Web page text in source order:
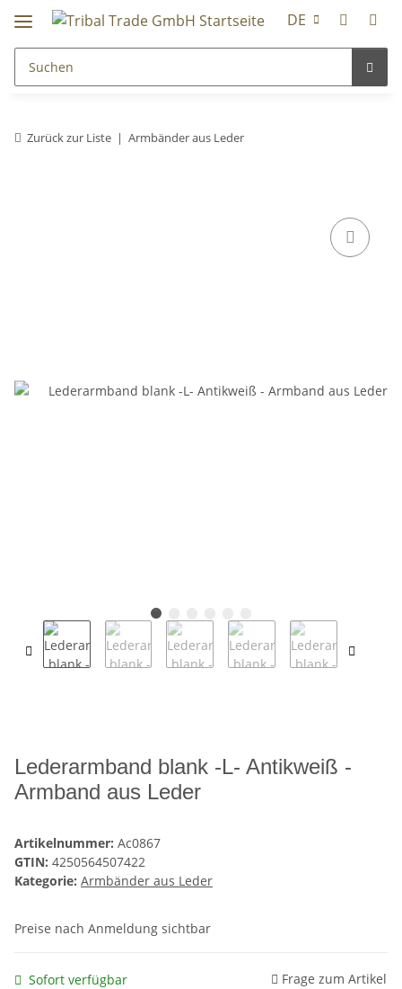
DE
Zurück zur Liste Armbänder aus Leder
Lederarmband blank -L- Antikweiß -
Armband aus Leder
Artikelnummer: Ac0867
GTIN: 4250564507422
Kategorie: Armbänder aus Leder
Preise nach Anmeldung sichtbar
Sofort verfügbar Frage zum Artikel